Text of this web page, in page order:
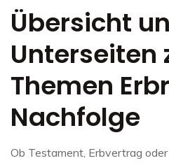
Übersicht
Unterseiten
Themen
Nachfolge
Ob Testament, Erbvertrag